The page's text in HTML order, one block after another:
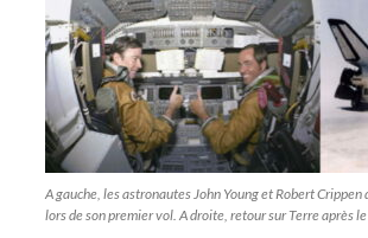
A gauche, les astronautes John Young et Robert
lors de son premier vol. A droite, retour sur Terre après